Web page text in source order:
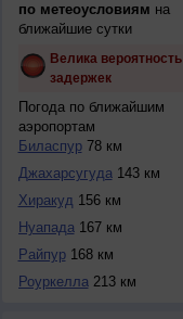
по метеоусловиям на
ближайшие сутки
Велика вероятность
задержек
Погода по ближайшим
аэропортам
Биласпур78 км
Джахарсугуда143 км
Хиракуд 156 км
Нуапада167 км
Райпур168 км
Роуркелла213 км